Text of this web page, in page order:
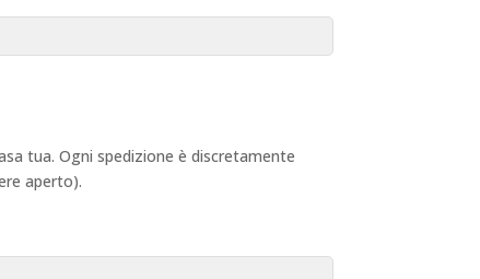
tua. Ogni spedizione è discretamente
aperto).